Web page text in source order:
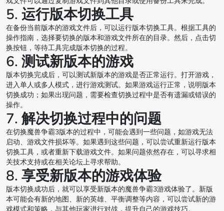
5. 运行版本切换工具
在备份当前版本的游戏文件后，可以运行版本切换工具。根据工具的
操作指南，选择要切换的版本和游戏文件所在的目录。然后，点击切
换按钮，等待工具完成版本切换的过程。
6. 测试新版本的游戏
版本切换完成后，可以测试新版本的游戏是否正常运行。打开游戏，
进入单人或多人模式，进行游戏测试。如果游戏运行正常，说明版本
切换成功；如果出现问题，需要检查切换过程中是否有遗漏或错误的
操作。
7. 解决切换过程中的问题
在切换魔兽争霸3版本的过程中，可能会遇到一些问题，如游戏无法
启动、游戏文件损坏等。如果遇到这些问题，可以尝试重新运行版本
切换工具，或者重新下载游戏文件。如果问题依然存在，可以寻求相
关技术支持或在相关论坛上寻求帮助。
8. 享受新版本的游戏体验
版本切换成功后，就可以享受新版本的魔兽争霸3游戏体验了。新版
本可能会有新的地图、新的英雄、平衡调整等内容，可以尝试新的游